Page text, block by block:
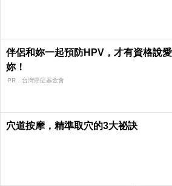
伴侶和妳一起預防HPV，才有資格說愛
妳！
PR．台灣癌症基金會
穴道按摩，精準取穴的3大祕訣